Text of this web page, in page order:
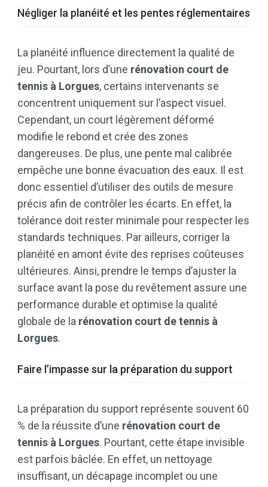
Négliger la planéité et les pentes réglementaires
La planéité influence directement la qualité de
jeu. Pourtant, lors d’une rénovation court de
tennis à Lorgues, certains intervenants se
concentrent uniquement sur l’aspect visuel.
Cependant, un court légèrement déformé
modifie le rebond et crée des zones
dangereuses. De plus, une pente mal calibrée
empêche une bonne évacuation des eaux. Il est
donc essentiel d’utiliser des outils de mesure
précis afin de contrôler les écarts. En effet, la
tolérance doit rester minimale pour respecter les
standards techniques. Par ailleurs, corriger la
planéité en amont évite des reprises coûteuses
ultérieures. Ainsi, prendre le temps d’ajuster la
surface avant la pose du revêtement assure une
performance durable et optimise la qualité
globale de la rénovation court de tennis à
Lorgues.
Faire l’impasse sur la préparation du support
La préparation du support représente souvent 60
% de la réussite d’une rénovation court de
tennis à Lorgues. Pourtant, cette étape invisible
est parfois bâclée. En effet, un nettoyage
insuffisant, un décapage incomplet ou une